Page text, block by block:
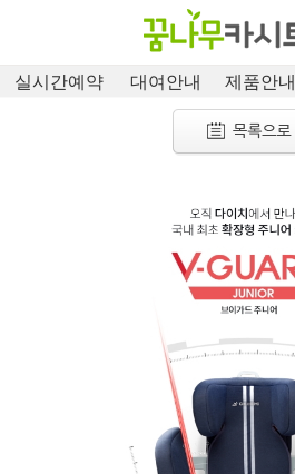
실시간예약 대여안내 제품안내